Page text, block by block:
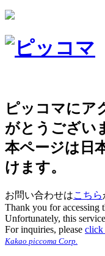
ピッコマにア
がとうござい
本ページは日
けます。
お問い合わせはこちら
Thank you for accessing
Unfortunately, this
For inquiries, please click
Kakao piccoma Corp.